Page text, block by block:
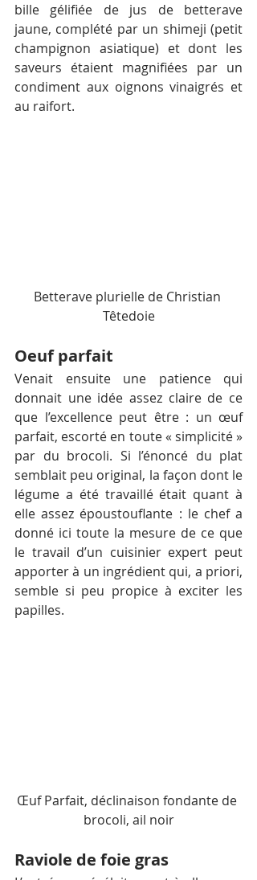
bille gélifiée de jus de betterave
jaune, complété par un shimeji (petit
champignon asiatique) et dont les
saveurs étaient magnifiées par un
condiment aux oignons vinaigrés et
au raifort.
Betterave plurielle de Christian
Têtedoie
Oeuf parfait
Venait ensuite une patience qui
donnait une idée assez claire de ce
que l’excellence peut être : un œuf
parfait, escorté en toute « simplicité »
par du brocoli. Si l’énoncé du plat
semblait peu original, la façon dont le
légume a été travaillé était quant à
elle assez époustouflante : le chef a
donné ici toute la mesure de ce que
le travail d’un cuisinier expert peut
apporter à un ingrédient qui, a priori,
semble si peu propice à exciter les
papilles.
Œuf Parfait, déclinaison fondante de
brocoli, ail noir
Raviole de foie gras